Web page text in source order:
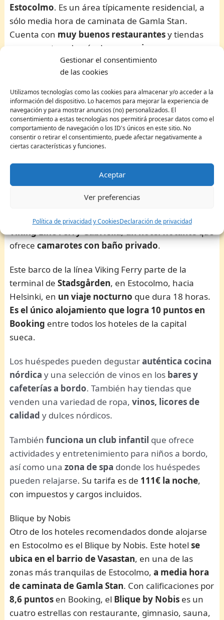
Gestionar el consentimiento
de las cookies
Utilizamos tecnologías como las cookies para almacenar y/o acceder a la
información del dispositivo. Lo hacemos para mejorar la experiencia de
navegación y para mostrar anuncios (no) personalizados. El
consentimiento a estas tecnologías nos permitirá procesar datos como el
comportamiento de navegación o los ID's únicos en este sitio. No
consentir o retirar el consentimiento, puede afectar negativamente a
ciertas características y funciones.
Aceptar
Ver preferencias
Política de privacidad y CookiesDeclaración de privacidad
Estocolmo. Es un área típicamente residencial, a
sólo media hora de caminata de Gamla Stan.
Cuenta con muy buenos restaurantesy tiendas
con encanto, además de
un precioso parque
Vasaparken, el pulmón verde del barrio.
pequeños hoteles a precios más económicosque
en barrios comoNorrrmalm ySödermalm
una franja de precios que ronda los60€ a 80€ la
noche.
¿Dónde alojarse en Estocolmo por menos de 150€
una experiencia muy
divertida en Estocolmoseguramente elegirán el
ofrececamarotes con baño privado.
Este barco de la línea Viking Ferry parte de la
terminal deStadsgården, en Estocolmo, hacia
Helsinki, en un viaje nocturno que dura 18 horas.
Es el único alojamiento que logra 10 puntos en
Booking entre todos los hoteles de la capital
sueca.
Los huéspedes pueden degustarauténtica cocina
nórdica y una selección de vinos en los bares y
cafeterías a bordo. También hay tiendas que
venden una variedad de ropa,vinos, licores de
calidad y dulces nórdicos.
Tambiénfunciona un club infantil que ofrece
actividades y entretenimiento para niños a bordo,
así como unazona de spa donde los huéspedes
pueden relajarse. Su tarifa es de 111€ la noche,
con impuestos y cargos incluidos.
Blique by Nobis
Otro de los hoteles recomendados donde alojarse
en Estocolmo es el Blique by Nobis. Este hotelse
ubica en el barrio de Vasastan, en una de las
zonas más tranquilas de Estocolmo,a media hora
de caminata de Gamla Stan. Con calificaciones por
8,6 puntos en Booking, el Blique by Nobis es un
cuatro estrellas con restaurante, gimnasio, sauna,